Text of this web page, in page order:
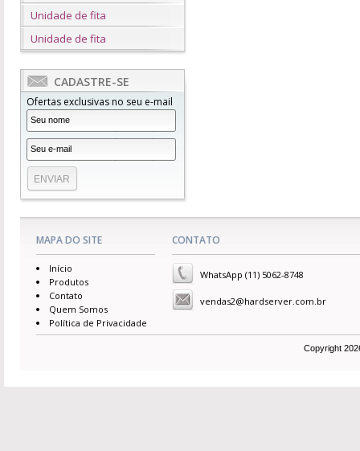
Unidade de fita
Unidade de fita
CADASTRE-SE
Ofertas exclusivas no seu e-mail
MAPA DO SITE
Início
Produtos
Contato
Quem Somos
Política de Privacidade
CONTATO
WhatsApp (11) 5062-8748
vendas2@hardserver.com.br
Copyright